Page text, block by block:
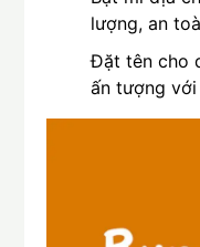
lượng, an
Đặt tên cho
ấn tượng với